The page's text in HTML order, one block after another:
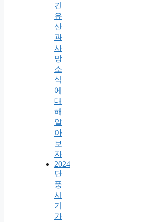
긴
유
산
과
사
망
소
식
에
대
해
알
아
보
자
2024
단
풍
시
기
가